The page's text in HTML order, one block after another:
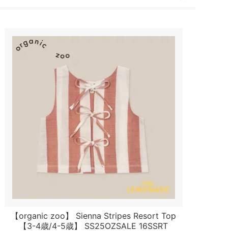
【organic zoo】 Sienna Stripes Resort Top
【3-4歳/4-5歳】 SS25OZSALE 16SSRT